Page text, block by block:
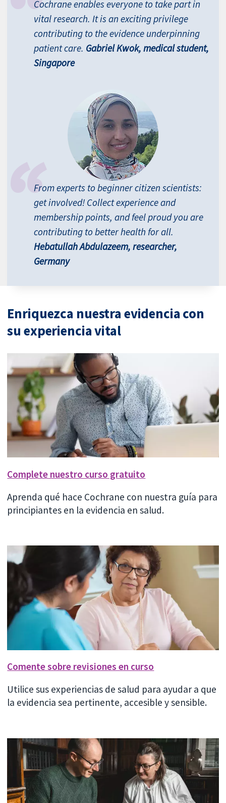
Cochrane enables everyone to take part in
vital research. It is an exciting privilege
contributing to the evidence underpinning
patient care. Gabriel Kwok, medical student,
Singapore
From experts to beginner citizen scientists:
get involved! Collect experience and
membership points, and feel proud you are
contributing to better health for all.
Hebatullah Abdulazeem, researcher,
Germany
Enriquezca nuestra evidencia con
su experiencia vital
Complete nuestro curso gratuito
Aprenda qué hace Cochrane con nuestra guía para
principiantes en la evidencia en salud.
Comente sobre revisiones en curso
Utilice sus experiencias de salud para ayudar a que
la evidencia sea pertinente, accesible y sensible.